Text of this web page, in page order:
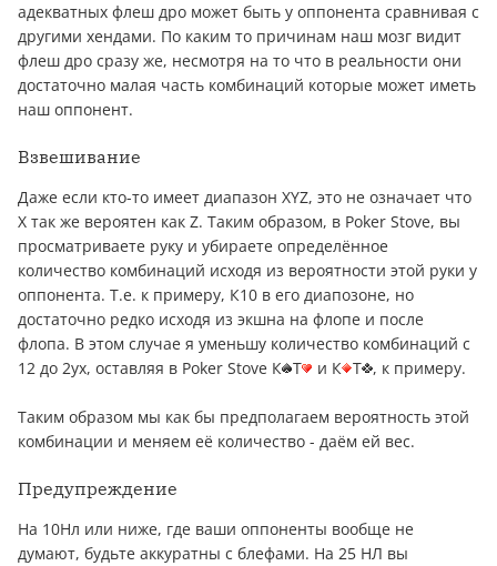
адекватных флеш дро может быть у оппонента сравнивая с
другими хендами. По каким то причинам наш мозг видит
флеш дро сразу же, несмотря на то что в реальности они
достаточно малая часть комбинаций которые может иметь
наш оппонент.
Взвешивание
Даже если кто-то имеет диапазон XYZ, это не означает что
X так же вероятен как Z. Таким образом, в Poker Stove, вы
просматриваете руку и убираете определённое
количество комбинаций исходя из вероятности этой руки у
оппонента. Т.е. к примеру, К10 в его диапозоне, но
достаточно редко исходя из экшна на флопе и после
флопа. В этом случае я уменьшу количество комбинаций с
12 до 2ух, оставляя в Poker Stove К Т и К Т , к примеру.
Таким образом мы как бы предполагаем вероятность этой
комбинации и меняем её количество - даём ей вес.
Предупреждение
На 10Нл или ниже, где ваши оппоненты вообще не
думают, будьте аккуратны с блефами. На 25 НЛ вы